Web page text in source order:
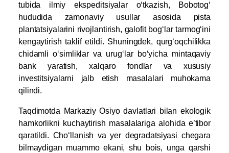
tubida ilmiy ekspeditsiyalar o‘tkazish, Bobotog‘
hududida zamonaviy usullar asosida pista
plantatsiyalarini rivojlantirish, galofit bog‘lar tarmog‘ini
kengaytirish taklif etildi. Shuningdek, qurg‘oqchilikka
chidamli o‘simliklar va urug‘lar bo‘yicha mintaqaviy
bank yaratish, xalqaro fondlar va xususiy
investitsiyalarni jalb etish masalalari muhokama
qilindi.
Taqdimotda Markaziy Osiyo davlatlari bilan ekologik
hamkorlikni kuchaytirish masalalariga alohida e’tibor
qaratildi. Cho‘llanish va yer degradatsiyasi chegara
bilmaydigan muammo ekani, shu bois, unga qarshi